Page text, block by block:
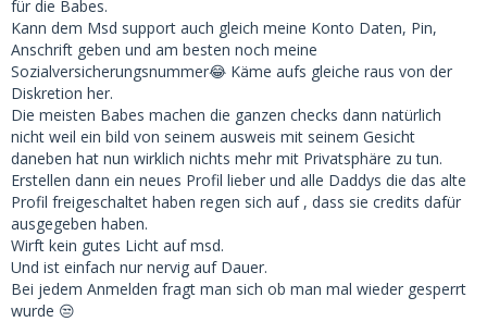
für die Babes.
Kann dem Msd support auch gleich meine Konto Daten, Pin,
Anschrift geben und am besten noch meine
Sozialversicherungsnummer😂 Käme aufs gleiche raus von der
Diskretion her.
Die meisten Babes machen die ganzen checks dann natürlich
nicht weil ein bild von seinem ausweis mit seinem Gesicht
daneben hat nun wirklich nichts mehr mit Privatsphäre zu tun.
Erstellen dann ein neues Profil lieber und alle Daddys die das alte
Profil freigeschaltet haben regen sich auf , dass sie credits dafür
ausgegeben haben.
Wirft kein gutes Licht auf msd.
Und ist einfach nur nervig auf Dauer.
Bei jedem Anmelden fragt man sich ob man mal wieder gesperrt
wurde 😒